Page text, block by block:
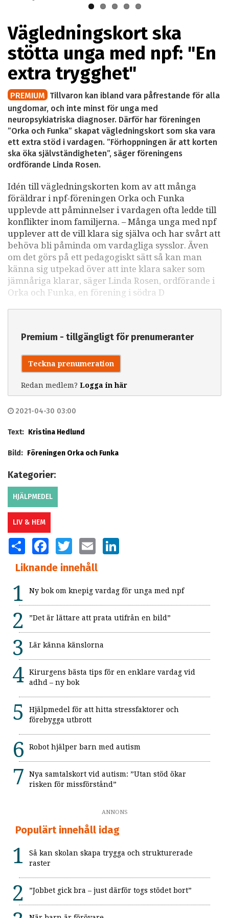
Vägledningskort ska
stötta unga med npf: "En
extra trygghet"
PREMIUM Tillvaron kan ibland vara påfrestande för alla
ungdomar, och inte minst för unga med
neuropsykiatriska diagnoser. Därför har föreningen
”Orka och Funka” skapat vägledningskort som ska vara
ett extra stöd i vardagen. ”Förhoppningen är att korten
ska öka självständigheten”, säger föreningens
ordförande Linda Rosen.
Idén till vägledningskorten kom av att många
föräldrar i npf-föreningen Orka och Funka
upplevde att påminnelser i vardagen ofta ledde till
konflikter inom familjerna. – Många unga med npf
upplever att de vill klara sig själva och har svårt att
behöva bli påminda om vardagliga sysslor. Även
om det görs på ett pedagogiskt sätt så kan man
känna sig utpekad över att inte klara saker som
jämnåriga klarar, säger Linda Rosen, ordförande i
Orka och Funka, en förening i södra D
Premium - tillgängligt för prenumeranter
Teckna prenumeration
Redan medlem? Logga in här
2021-04-30 03:00
Text: Kristina Hedlund
Bild: Föreningen Orka och Funka
Kategorier:
HJÄLPMEDEL
LIV & HEM
SHARE FACEBOOKTWITTER EMAIL
Liknande innehåll
Ny bok om knepig vardag för unga med npf
”Det är lättare att prata utifrån en bild”
Lär känna känslorna
Kirurgens bästa tips för en enklare vardag vid
adhd – ny bok
Hjälpmedel för att hitta stressfaktorer och
förebygga utbrott
Robot hjälper barn med autism
Nya samtalskort vid autism: ”Utan stöd ökar
risken för missförstånd”
ANNONS
Populärt innehåll idag
Så kan skolan skapa trygga och strukturerade
raster
”Jobbet gick bra – just därför togs stödet bort”